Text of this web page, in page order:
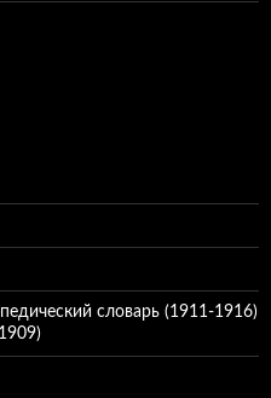
словарь (1911-1916)